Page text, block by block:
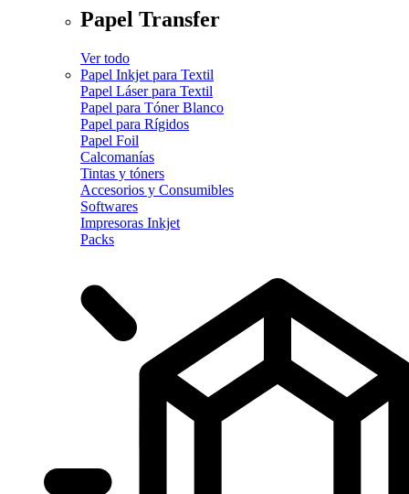
Papel Transfer
Ver todo
Papel Inkjet para Textil
Papel Láser para Textil
Papel para Tóner Blanco
Papel para Rígidos
Papel Foil
Calcomanías
Tintas y tóners
Accesorios y Consumibles
Softwares
Impresoras Inkjet
Packs